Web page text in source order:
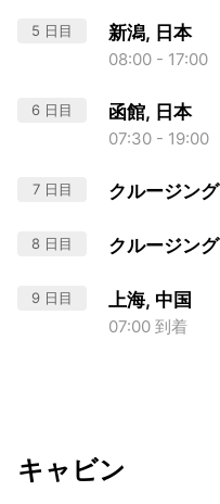
5 日目 新潟, 日本
08:00 - 17:00
6 日目 函館, 日本
07:30 - 19:00
7 日目 クルージング
8 日目 クルージング
9 日目 上海, 中国
07:00 到着
キャビン